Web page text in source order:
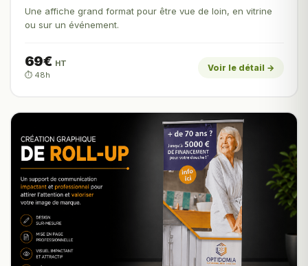
Une affiche grand format pour être vue de loin, en vitrine
ou sur un événement.
69€ HT
⏱️ 48h
Voir le détail →